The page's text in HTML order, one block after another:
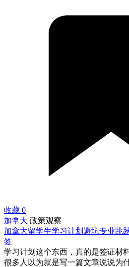
收藏 0
加拿大 政策观察
加拿大留学生学习计划避坑专业跳
签
学习计划这个东西，真的是签证材
很多人以为就是写一篇文章说说为